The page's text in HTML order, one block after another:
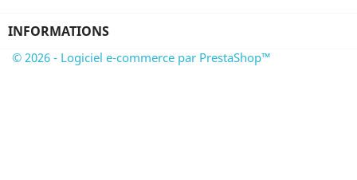
INFORMATIONS
© 2026 - Logiciel e-commerce par PrestaShop™